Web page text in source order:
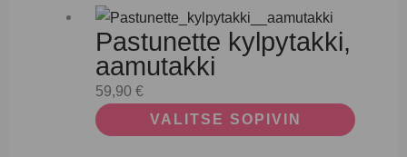
Pastunette kylpytakki,
aamutakki
59,90 €
VALITSE SOPIVIN